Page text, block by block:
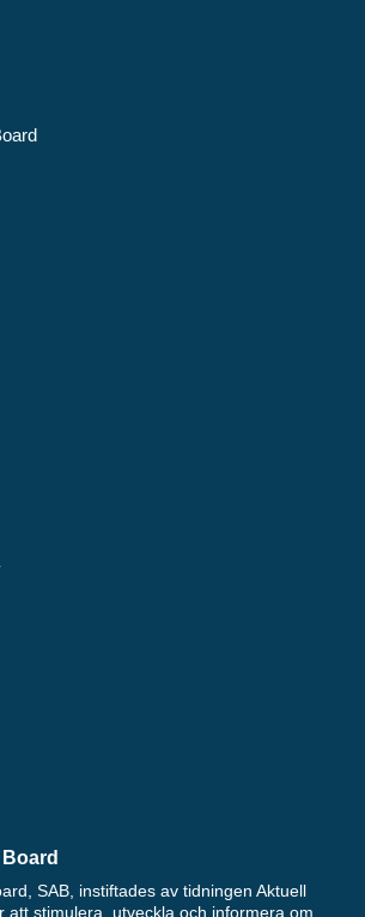
SAB, instiftades av tidningen Aktuell
att stimulera, utveckla och informera om